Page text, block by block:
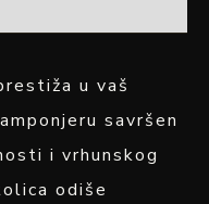
u vaš
savršen
i vrhunskog
odiše